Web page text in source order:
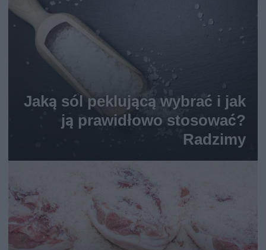
Jaką sól peklującą wybrać i jak
ją prawidłowo stosować?
Radzimy